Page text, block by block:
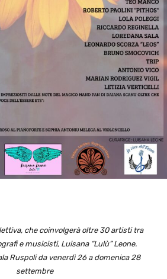
che coinvolgerà oltre 30 artisti tra
e musicisti, Luisana “Lulù” Leone.
Ruspoli da venerdì 26 a domenica 28
settembre